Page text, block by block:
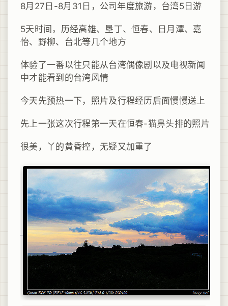
8月27日-8月31日，公司年度旅游，台湾5日游
5天时间，历经高雄、垦丁、恒春、日月潭、嘉
怡、野柳、台北等几个地方
体验了一番以往只能从台湾偶像剧以及电视新闻
中才能看到的台湾风情
今天先预热一下，照片及行程经历后面慢慢送上
先上一张这次行程第一天在恒春-猫鼻头排的照片
很美，丫的黄昏控，无疑又加重了